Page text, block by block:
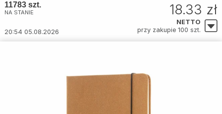
11783 szt.
NA STANIE
20:54 05.08.2026
18.33 zł
NETTO
przy zakupie 100 szt.